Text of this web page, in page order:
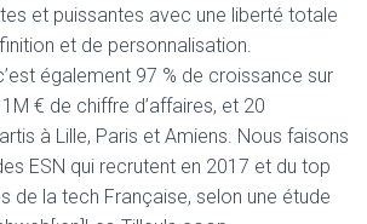
et puissantes avec une liberté totale
et de personnalisation.
également 97 % de croissance sur
€ de chiffre d’affaires, et 20
à Lille, Paris et Amiens. Nous faisons
ESN qui recrutent en 2017 et du top
de la tech Française, selon une étude